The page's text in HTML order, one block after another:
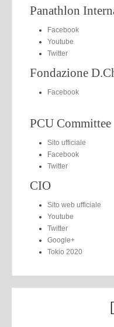
Panathlon
Facebook
Youtube
Twitter
Fondazione
Facebook
PCU Committee
Sito ufficiale
Facebook
Twitter
CIO
Sito web ufficiale
Youtube
Twitter
Google+
Tokio 2020